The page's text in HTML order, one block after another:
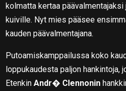
kolmatta kertaa
kuiville. Nyt mies pääsee
kauden päävalmentajana.
Putoamiskamppailussa koko
loppukaudesta paljon hankintoja,
EtenkinAndr� Clennonin